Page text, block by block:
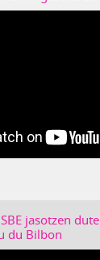
jasotzen
du Bilbon